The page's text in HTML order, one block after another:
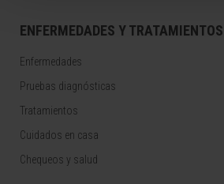
ENFERMEDADES Y TRATAMIENTOS
Enfermedades
Pruebas diagnósticas
Tratamientos
Cuidados en casa
Chequeos y salud